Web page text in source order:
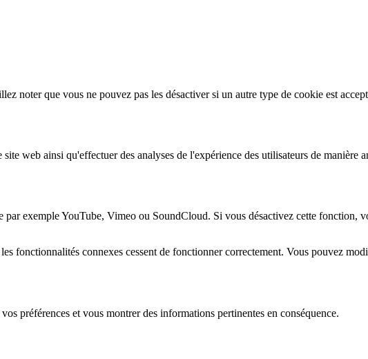
noter que vous ne pouvez pas les désactiver si un autre type de cookie est
web ainsi qu'effectuer des analyses de l'expérience des utilisateurs de manière
exemple YouTube, Vimeo ou SoundCloud. Si vous désactivez cette fonction,
fonctionnalités connexes cessent de fonctionner correctement. Vous pouvez
préférences et vous montrer des informations pertinentes en conséquence.